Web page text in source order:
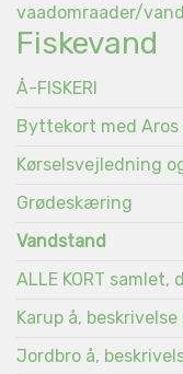
Fiskevand
Å-FISKERI
Byttekort med
Kørselsvejledning
Grødeskæring
Vandstand
ALLE KORT samlet,
Karup å, beskrivelse
Jordbro å,
vaadomraader/